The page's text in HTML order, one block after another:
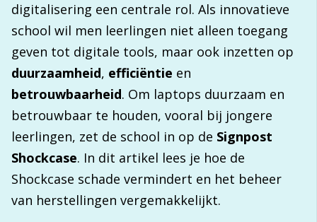
digitalisering een centrale rol. Als innovatieve
school wil men leerlingen niet alleen toegang
geven tot digitale tools, maar ook inzetten op
duurzaamheid, efficiëntie en
betrouwbaarheid. Om laptops duurzaam en
betrouwbaar te houden, vooral bij jongere
leerlingen, zet de school in op de Signpost
Shockcase. In dit artikel lees je hoe de
Shockcase schade vermindert en het beheer
van herstellingen vergemakkelijkt.